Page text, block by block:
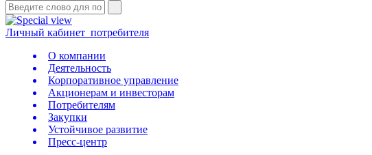
Личный кабинет потребителя
О компании
Деятельность
Корпоративное управление
Акционерам и инвесторам
Потребителям
Закупки
Устойчивое развитие
Пресс-центр